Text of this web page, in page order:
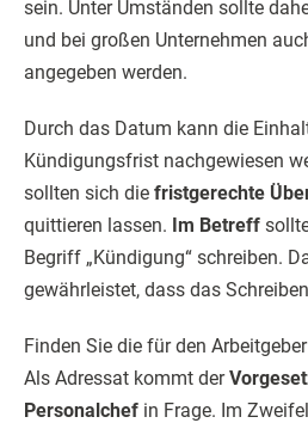
sein. Unter Umständen sollte
und bei großen Unternehmen
angegeben werden.
Durch das Datum kann die
Kündigungsfrist nachgewiesen
sollten sich die fristgerechte
quittieren lassen. Im Betreff
Begriff „Kündigung“ schreiben.
gewährleistet, dass das Schreiben
Finden Sie die für den
Als Adressat kommt der
Personalchef in Frage. Im